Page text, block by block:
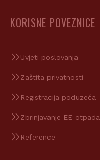
KORISNE POVEZNICE
Uvjeti poslovanja
Zaštita privatnosti
Registracija poduzeća
Zbrinjavanje EE otpada
Reference